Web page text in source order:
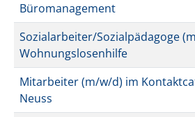
Büromanagement
Sozialarbeiter/Sozialpädagoge
Wohnungslosenhilfe
Mitarbeiter (m/w/d) im
Neuss